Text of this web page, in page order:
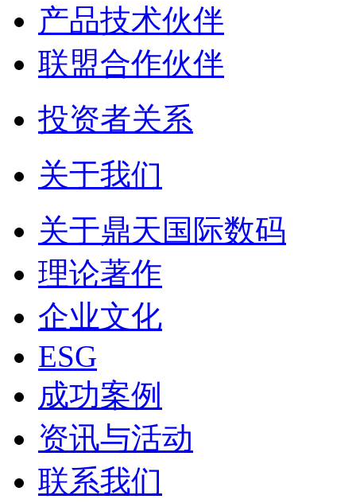
产品技术伙伴
联盟合作伙伴
投资者关系
关于我们
关于鼎天国际数码
理论著作
企业文化
ESG
成功案例
资讯与活动
联系我们